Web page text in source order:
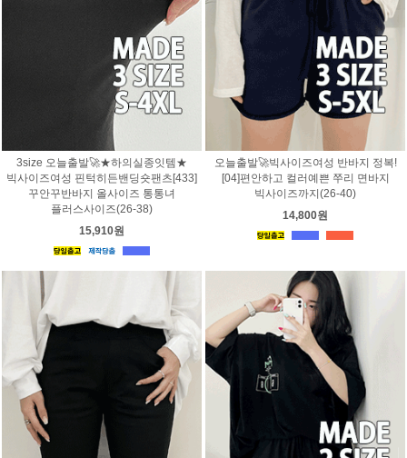
3size 오늘출발🚀★하의실종잇템★
빅사이즈여성 핀턱히든밴딩숏팬츠[433]
꾸안꾸반바지 올사이즈 통통녀
플러스사이즈(26-38)
15,910원
오늘출발🚀빅사이즈여성 반바지 정복!
[04]편안하고 컬러예쁜 쭈리 면바지
빅사이즈까지(26-40)
14,800원